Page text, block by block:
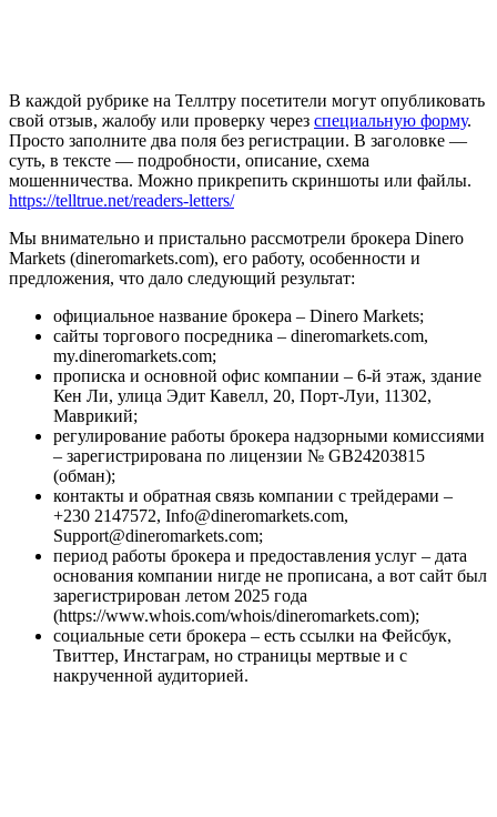
В каждой рубрике на Теллтру посетители могут опубликовать
свой отзыв, жалобу или проверку через специальную форму.
Просто заполните два поля без регистрации. В заголовке —
суть, в тексте — подробности, описание, схема
мошенничества. Можно прикрепить скриншоты или файлы.
https://telltrue.net/readers-letters/
Мы внимательно и пристально рассмотрели брокера Dinero
Markets (dineromarkets.com), его работу, особенности и
предложения, что дало следующий результат:
официальное название брокера – Dinero Markets;
сайты торгового посредника – dineromarkets.com,
my.dineromarkets.com;
прописка и основной офис компании – 6-й этаж, здание
Кен Ли, улица Эдит Кавелл, 20, Порт-Луи, 11302,
Маврикий;
регулирование работы брокера надзорными комиссиями
– зарегистрирована по лицензии № GB24203815
(обман);
контакты и обратная связь компании с трейдерами –
+230 2147572, Info@dineromarkets.com,
Support@dineromarkets.com;
период работы брокера и предоставления услуг – дата
основания компании нигде не прописана, а вот сайт был
зарегистрирован летом 2025 года
(https://www.whois.com/whois/dineromarkets.com);
социальные сети брокера – есть ссылки на Фейсбук,
Твиттер, Инстаграм, но страницы мертвые и с
накрученной аудиторией.